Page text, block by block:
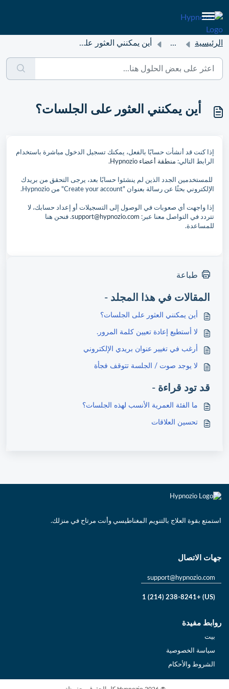
الرئيسية ... أين يمكنني العثور على الجلسات؟
أين يمكنني العثور على الجلسات؟
إذا كنت قد أنشأت حسابًا بالفعل، يمكنك تسجيل الدخول مباشرة باستخدام
الرابط التالي: منطقة أعضاء Hypnozio.
للمستخدمين الجدد الذين لم ينشئوا حسابًا بعد، يرجى التحقق من بريدك
الإلكتروني بحثًا عن رسالة بعنوان "Create your account" من Hypnozio.
إذا واجهت أي صعوبات في الوصول إلى التسجيلات أو إعداد حسابك، لا
تتردد في التواصل معنا عبر: support@hypnozio.com. فنحن هنا
للمساعدة.
طباعة
المقالات في هذا المجلد -
أين يمكنني العثور على الجلسات؟
لا أستطيع إعادة تعيين كلمة المرور.
أرغب في تغيير عنوان بريدي الإلكتروني
لا يوجد صوت / الجلسة تتوقف فجأة
قد تود قراءة -
ما الفئة العمرية الأنسب لهذه الجلسات؟
تحسين العلاقات
استمتع بقوة العلاج بالتنويم المغناطيسي وأنت مرتاح في منزلك.
جهات الاتصال
support@hypnozio.com
(US) +1 (214) 238-8241
روابط مفيدة
بيت
سياسة الخصوصية
الشروط والأحكام